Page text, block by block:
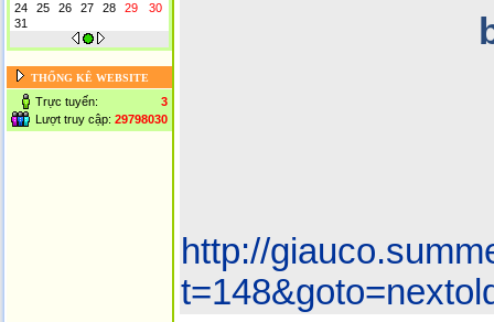
24
25 26 27 28 29
30
31
THỐNG KÊ WEBSITE
Trực tuyến:
3
Lượt truy cập: 29798030
http://